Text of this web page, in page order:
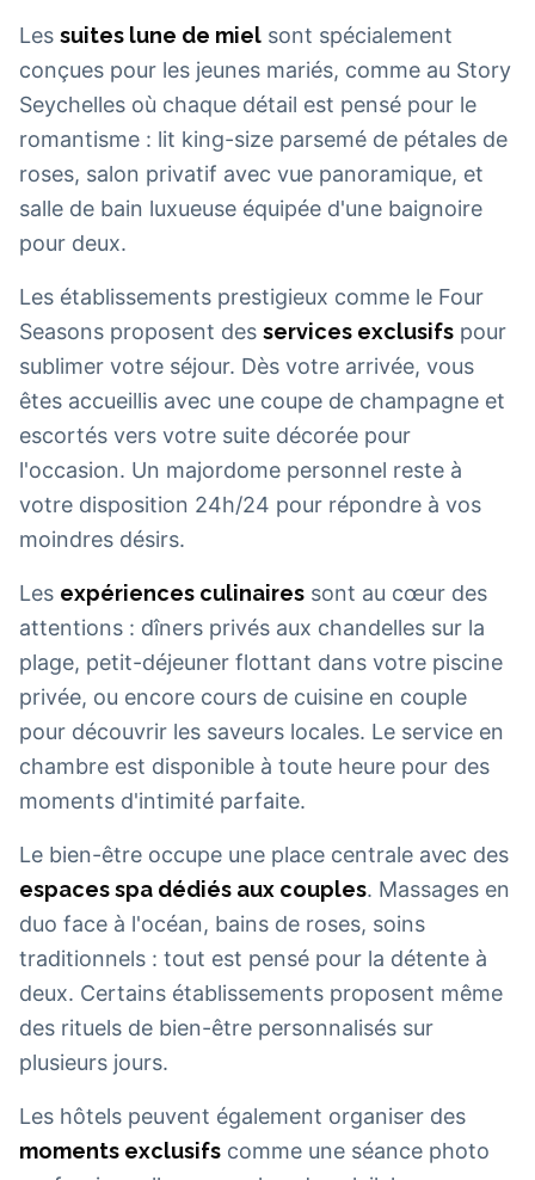
Les suites lune de miel sont spécialement
conçues pour les jeunes mariés, comme au Story
Seychelles où chaque détail est pensé pour le
romantisme : lit king-size parsemé de pétales de
roses, salon privatif avec vue panoramique, et
salle de bain luxueuse équipée d'une baignoire
pour deux.
Les établissements prestigieux comme le Four
Seasons proposent des services exclusifs pour
sublimer votre séjour. Dès votre arrivée, vous
êtes accueillis avec une coupe de champagne et
escortés vers votre suite décorée pour
l'occasion. Un majordome personnel reste à
votre disposition 24h/24 pour répondre à vos
moindres désirs.
Les expériences culinaires sont au cœur des
attentions : dîners privés aux chandelles sur la
plage, petit-déjeuner flottant dans votre piscine
privée, ou encore cours de cuisine en couple
pour découvrir les saveurs locales. Le service en
chambre est disponible à toute heure pour des
moments d'intimité parfaite.
Le bien-être occupe une place centrale avec des
espaces spa dédiés aux couples. Massages en
duo face à l'océan, bains de roses, soins
traditionnels : tout est pensé pour la détente à
deux. Certains établissements proposent même
des rituels de bien-être personnalisés sur
plusieurs jours.
Les hôtels peuvent également organiser des
moments exclusifs comme une séance photo